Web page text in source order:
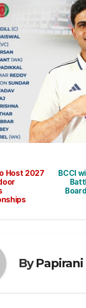
BCCI
Host 2027
ByPapirani